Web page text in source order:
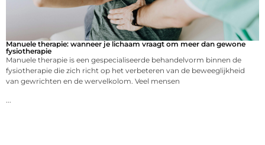
Manuele therapie: wanneer je lichaam vraagt om meer dan gewone
fysiotherapie
Manuele therapie is een gespecialiseerde behandelvorm binnen de
fysiotherapie die zich richt op het verbeteren van de beweeglijkheid
van gewrichten en de wervelkolom. Veel mensen
...